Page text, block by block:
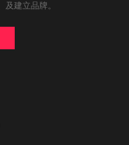
建立品牌。